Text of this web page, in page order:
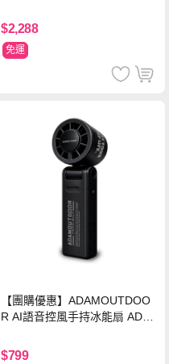
$2,288
免運
【團購優惠】ADAMOUTDOO
R AI語音控風手持冰能扇 ADF
$799